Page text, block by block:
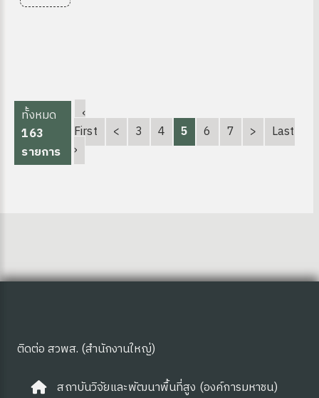
ทั้งหมด
163
รายการ
‹
First
< 3 4 5 6 7 >
Last
›
ติดต่อ สวพส. (สำนักงานใหญ่)
สถาบันวิจัยและพัฒนาพื้นที่สูง (องค์การมหาชน)